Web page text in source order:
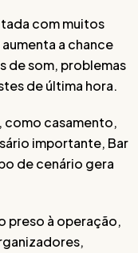
com muitos
a chance
de som, problemas
de última hora.
como casamento,
importante, Bar
de cenário gera
preso à operação,